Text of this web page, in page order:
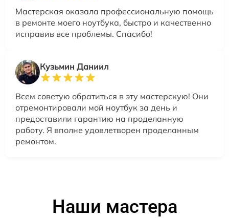
Мастерская оказала профессиональную помощь
в ремонте моего ноутбука, быстро и качественно
исправив все проблемы. Спасибо!
Кузьмин Даниил
Всем советую обратиться в эту мастерскую! Они
отремонтировали мой ноутбук за день и
предоставили гарантию на проделанную
работу. Я вполне удовлетворен проделанным
ремонтом.
Наши мастера